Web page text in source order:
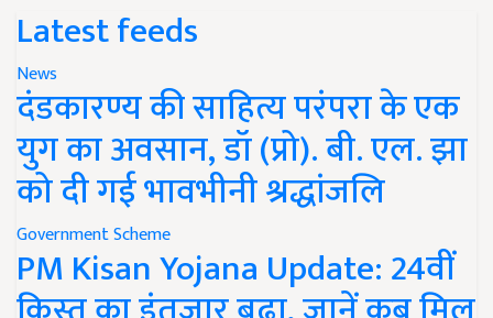
Latest feeds
News
दंडकारण्य की साहित्य परंपरा के एक
युग का अवसान, डॉ (प्रो). बी. एल. झा
को दी गई भावभीनी श्रद्धांजलि
Government Scheme
PM Kisan Yojana Update: 24वीं